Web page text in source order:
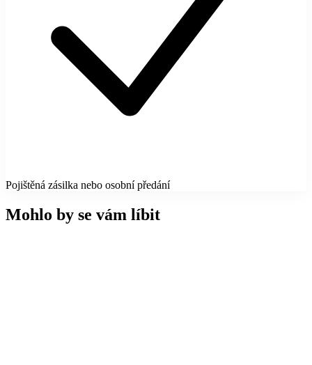
Pojištěná zásilka nebo osobní předání
Mohlo by se vám líbit